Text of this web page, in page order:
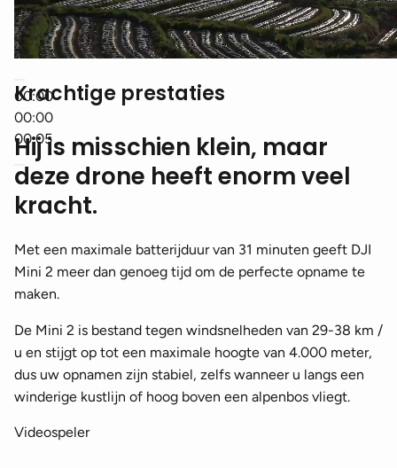
00:00
00:00
00:05
Krachtige prestaties
Hij is misschien klein, maar
deze drone heeft enorm veel
kracht.
Met een maximale batterijduur van 31 minuten geeft DJI
Mini 2 meer dan genoeg tijd om de perfecte opname te
maken.
De Mini 2 is bestand tegen windsnelheden van 29-38 km /
u en stijgt op tot een maximale hoogte van 4.000 meter,
dus uw opnamen zijn stabiel, zelfs wanneer u langs een
winderige kustlijn of hoog boven een alpenbos vliegt.
Videospeler